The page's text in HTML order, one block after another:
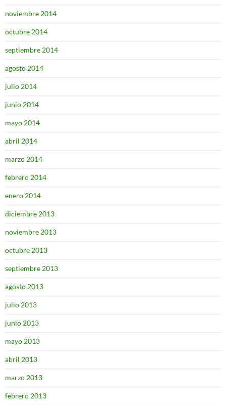
noviembre 2014
octubre 2014
septiembre 2014
agosto 2014
julio 2014
junio 2014
mayo 2014
abril 2014
marzo 2014
febrero 2014
enero 2014
diciembre 2013
noviembre 2013
octubre 2013
septiembre 2013
agosto 2013
julio 2013
junio 2013
mayo 2013
abril 2013
marzo 2013
febrero 2013